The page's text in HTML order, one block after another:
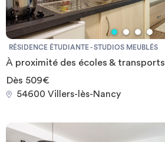
RÉSIDENCE ÉTUDIANTE - STUDIOS MEUBLÉS
À proximité des écoles & transports
Dès 509€
54600 Villers-lès-Nancy